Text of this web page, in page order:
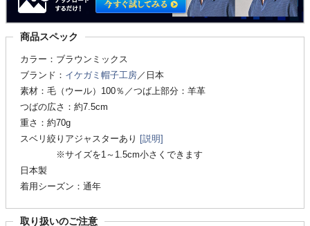
商品スペック
カラー：ブラウンミックス
ブランド： イケガミ帽子工房 ／日本
素材：毛（ウール）100％／つば上部分：羊革
つばの広さ：約7.5cm
重さ：約70g
スベリ絞りアジャスターあり [説明]
※サイズを1～1.5cm小さくできます
日本製
着用シーズン：通年
取り扱いのご注意